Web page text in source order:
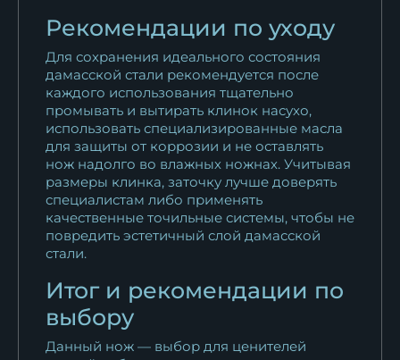
Рекомендации по уходу
Для сохранения идеального состояния
дамасской стали рекомендуется после
каждого использования тщательно
промывать и вытирать клинок насухо,
использовать специализированные масла
для защиты от коррозии и не оставлять
нож надолго во влажных ножнах. Учитывая
размеры клинка, заточку лучше доверять
специалистам либо применять
качественные точильные системы, чтобы не
повредить эстетичный слой дамасской
стали.
Итог и рекомендации по
выбору
Данный нож — выбор для ценителей